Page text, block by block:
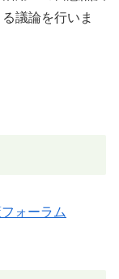
議論を行いま
ォーラム